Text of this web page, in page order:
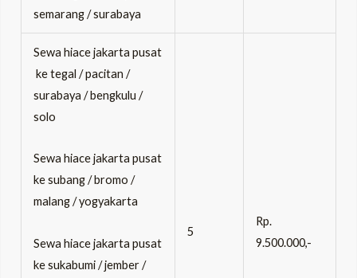
semarang / surabaya
Sewa hiace jakarta pusat
ke tegal / pacitan /
surabaya / bengkulu /
solo
Sewa hiace jakarta pusat
ke subang / bromo /
malang / yogyakarta
Sewa hiace jakarta pusat
ke sukabumi / jember /
5
Rp.
9.500.000,-